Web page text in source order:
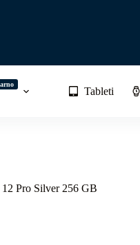
Tableti
Pro Silver 256 GB